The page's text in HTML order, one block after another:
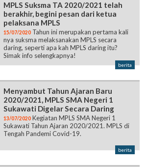
MPLS Suksma TA 2020/2021 telah
berakhir, begini pesan dari ketua
pelaksana MPLS
15/07/2020 Tahun ini merupakan pertama kali
nya suksma melaksanakan MPLS secara
daring, seperti apa kah MPLS daring itu?
Simak info selengkapnya!
berita
Menyambut Tahun Ajaran Baru
2020/2021, MPLS SMA Negeri 1
Sukawati Digelar Secara Daring
13/07/2020 Kegiatan MPLS SMA Negeri 1
Sukawati Tahun Ajaran 2020/2021. MPLS di
Tengah Pandemi Covid-19.
berita